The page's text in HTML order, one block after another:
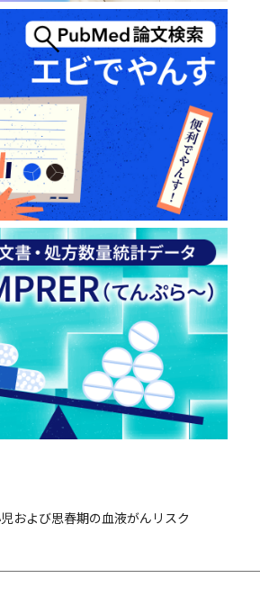
および思春期の血液がんリスク